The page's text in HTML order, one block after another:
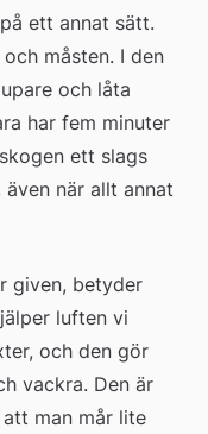
ett annat sätt.
måsten. I den
och låta
har fem minuter
ett slags
när allt annat
given, betyder
luften vi
och den gör
vackra. Den är
man mår lite